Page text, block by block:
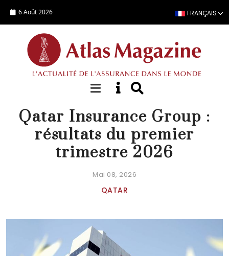
6 Août 2026 FRANÇAIS
ACTUALITÉ
Qatar Insurance Group :
résultats du premier
trimestre 2026
Mai 08, 2026
QATAR